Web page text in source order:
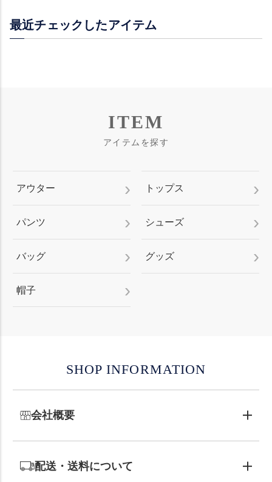
最近チェックしたアイテム
ITEM
アイテムを探す
アウター トップス
パンツ シューズ
バッグ グッズ
帽子
SHOP INFORMATION
会社概要
配送・送料について